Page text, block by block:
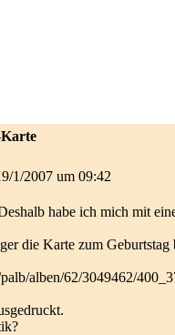
1/2007 um 09:42
habe ich mich mit
die Karte zum